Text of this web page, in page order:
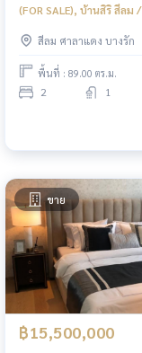
(FOR SALE), บ้านสิริ สีลม
สีลม ศาลาแดง บางรัก
พื้นที่ : 89.00 ตร.ม.
2 1
ขาย
฿15,500,000